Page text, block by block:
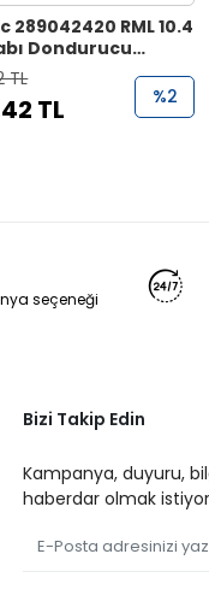
289042420 RML 10.4
Dondurucu
TL
TL %2
seçeneği
Bizi Takip Edin
Kampanya, duyuru,
haberdar olmak